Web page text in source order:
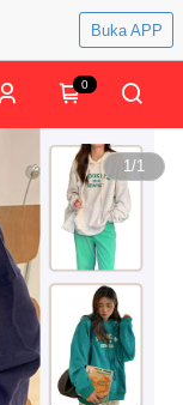
Buka APP
0
1/1